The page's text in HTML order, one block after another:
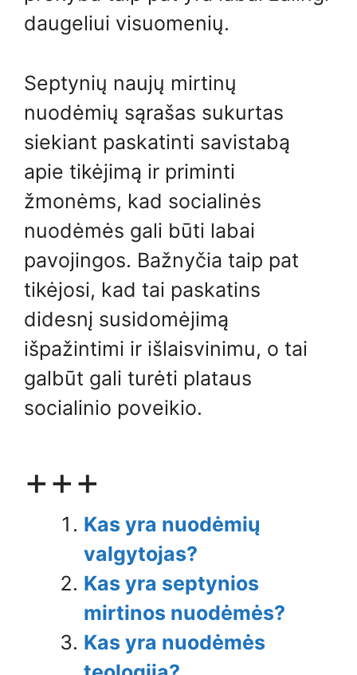
daugeliui visuomenių.
Septynių naujų mirtinų
nuodėmių sąrašas sukurtas
siekiant paskatinti savistabą
apie tikėjimą ir priminti
žmonėms, kad socialinės
nuodėmės gali būti labai
pavojingos. Bažnyčia taip pat
tikėjosi, kad tai paskatins
didesnį susidomėjimą
išpažintimi ir išlaisvinimu, o tai
galbūt gali turėti plataus
socialinio poveikio.
+++
Kas yra nuodėmių
valgytojas?
Kas yra septynios
mirtinos nuodėmės?
Kas yra nuodėmės